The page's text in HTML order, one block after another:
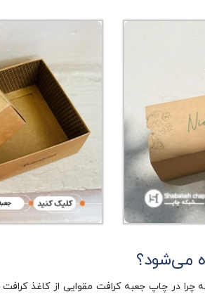
می‌شود؟
چرا در چاپ جعبه کرافت مقوایی از کاغذ